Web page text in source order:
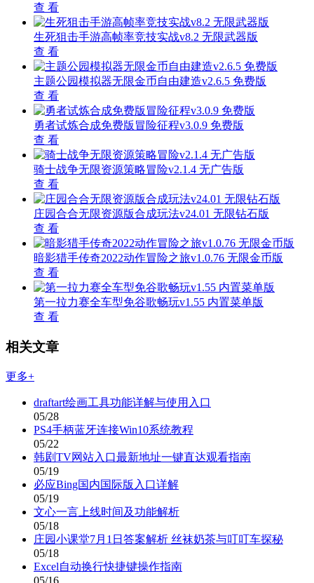
查 看
生死狙击手游高帧率竞技实战v8.2 无限武器版
查 看
主题公园模拟器无限金币自由建造v2.6.5 免费版
查 看
勇者试炼合成免费版冒险征程v3.0.9 免费版
查 看
骑士战争无限资源策略冒险v2.1.4 无广告版
查 看
庄园合合无限资源版合成玩法v24.01 无限钻石版
查 看
暗影猎手传奇2022动作冒险之旅v1.0.76 无限金币版
查 看
第一拉力赛全车型免谷歌畅玩v1.55 内置菜单版
查 看
相关文章
更多+
draftart绘画工具功能详解与使用入口
05/28
PS4手柄蓝牙连接Win10系统教程
05/22
韩剧TV网站入口最新地址一键直达观看指南
05/19
必应Bing国内国际版入口详解
05/19
文心一言上线时间及功能解析
05/18
庄园小课堂7月1日答案解析 丝袜奶茶与叮叮车探秘
05/18
Excel自动换行快捷键操作指南
05/16